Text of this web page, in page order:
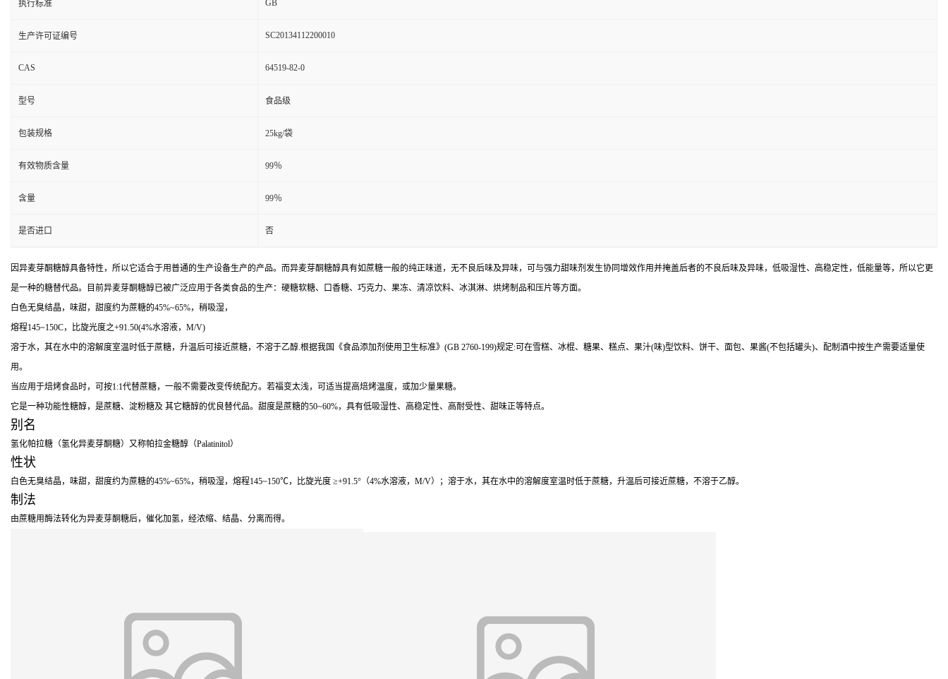
执行标准 GB
生产许可证编号 SC20134112200010
CAS 64519-82-0
型号 食品级
包装规格 25kg/袋
有效物质含量 99％
含量 99％
是否进口 否
因异麦芽酮糖醇具备特性，所以它适合于用普通的生产设备生产的产品。而异麦芽酮糖醇具有如蔗糖一般的纯正味道，无不良后味及异味，可与强力甜味剂发生协同增效作用并掩盖后者的不良后味及异味，低吸湿性、高稳定性，低能量等，所以它更
是一种的糖替代品。目前异麦芽酮糖醇已被广泛应用于各类食品的生产：硬糖软糖、口香糖、巧克力、果冻、清凉饮料、冰淇淋、烘烤制品和压片等方面。
白色无臭结晶，味甜，甜度约为蔗糖的45%~65%，稍吸湿，
熔程145~150C，比旋光度之+91.50(4%水溶液，M/V)
溶于水，其在水中的溶解度室温时低于蔗糖，升温后可接近蔗糖，不溶于乙醇.根据我国《食品添加剂使用卫生标准》(GB 2760-199)规定:可在雪糕、冰棍、糖果、糕点、果汁(味)型饮料、饼干、面包、果酱(不包括罐头)、配制酒中按生产需要适量使
用。
当应用于焙烤食品时，可按1:1代替蔗糖，一般不需要改变传统配方。若福变太浅，可适当提高焙烤温度，或加少量果糖。
它是一种功能性糖醇，是蔗糖、淀粉糖及 其它糖醇的优良替代品。甜度是蔗糖的50~60%，具有低吸湿性、高稳定性、高耐受性、甜味正等特点。
别名
氢化帕拉糖（氢化异麦芽酮糖）又称帕拉金糖醇（Palatinitol）
性状
白色无臭结晶，味甜，甜度约为蔗糖的45%~65%，稍吸湿，熔程145~150℃，比旋光度 ≥+91.5°（4%水溶液，M/V）；溶于水，其在水中的溶解度室温时低于蔗糖，升温后可接近蔗糖，不溶于乙醇。
制法
由蔗糖用酶法转化为异麦芽酮糖后，催化加氢，经浓缩、结晶、分离而得。